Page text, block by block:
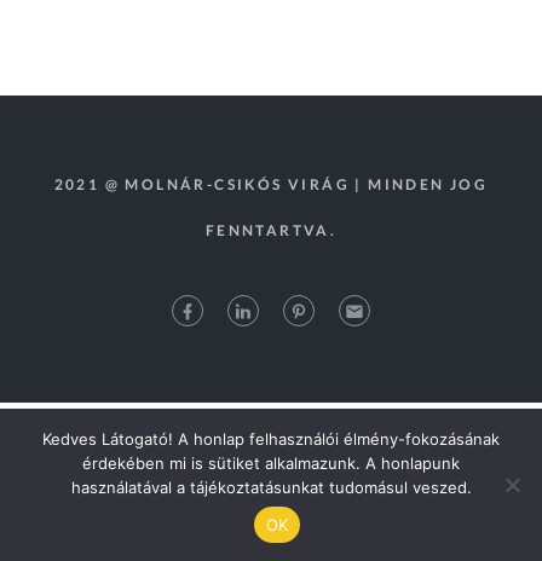
2021 @ MOLNÁR-CSIKÓS VIRÁG | MINDEN JOG
FENNTARTVA.
Kedves Látogató! A honlap felhasználói élmény-fokozásának
érdekében mi is sütiket alkalmazunk. A honlapunk
használatával a tájékoztatásunkat tudomásul veszed.
OK